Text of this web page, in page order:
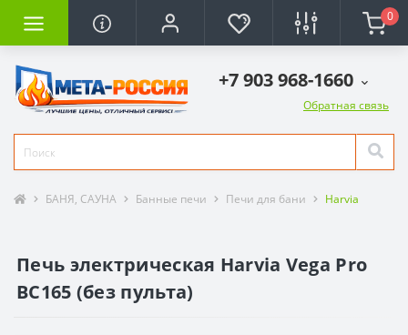
0
+7 903 968-1660
Обратная связь
БАНЯ, САУНА Банные печи Печи для бани Harvia
Печь электрическая Harvia Vega Pro
BC165 (без пульта)